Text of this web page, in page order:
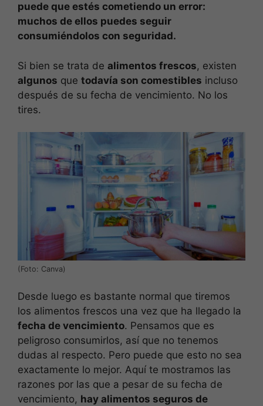
puede que estés cometiendo un error:
muchos de ellos puedes seguir
consumiéndolos con seguridad.
Si bien se trata de alimentos frescos, existen
algunos que todavía son comestibles incluso
después de su fecha de vencimiento. No los
tires.
(Foto: Canva)
Desde luego es bastante normal que tiremos
los alimentos frescos una vez que ha llegado la
fecha de vencimiento. Pensamos que es
peligroso consumirlos, así que no tenemos
dudas al respecto. Pero puede que esto no sea
exactamente lo mejor. Aquí te mostramos las
razones por las que a pesar de su fecha de
vencimiento, hay alimentos seguros de